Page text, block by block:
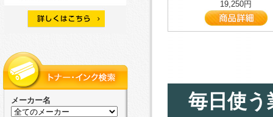
メーカー名
19,250円
毎日使う